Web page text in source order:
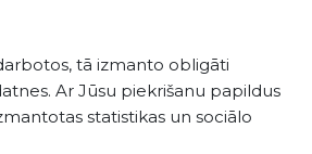
tā izmanto obligāti
Ar Jūsu piekrišanu papildus
statistikas un sociālo